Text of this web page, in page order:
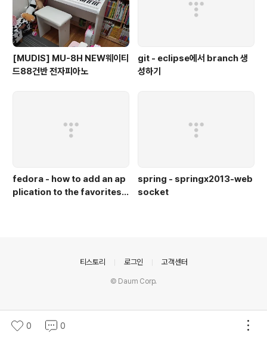
[MUDIS] MU-8H NEW웨이티
드88건반 전자피아노
git - eclipse에서 branch 생
성하기
fedora - how to add an ap
plication to the favorites b
spring - springx2013-web
socket
0 0
티스토리 로그인 고객센터
© Daum Corp.